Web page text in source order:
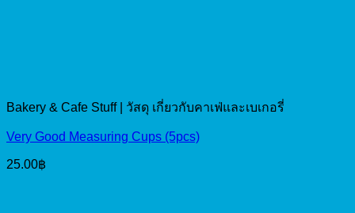
Bakery & Cafe Stuff | วัสดุ เกี่ยวกับคาเฟ่และเบเกอรี่
Very Good Measuring Cups (5pcs)
25.00฿